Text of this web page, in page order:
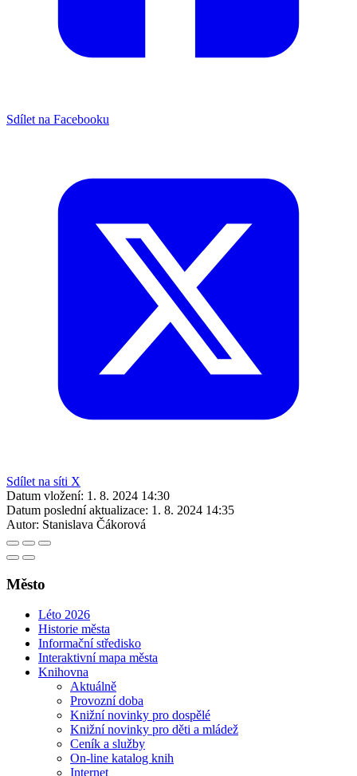
Sdílet na Facebooku
Sdílet na síti X
Datum vložení: 1. 8. 2024 14:30
Datum poslední aktualizace: 1. 8. 2024 14:35
Autor: Stanislava Čákorová
Město
Léto 2026
Historie města
Informační středisko
Interaktivní mapa města
Knihovna
Aktuálně
Provozní doba
Knižní novinky pro dospělé
Knižní novinky pro děti a mládež
Ceník a služby
On-line katalog knih
Internet